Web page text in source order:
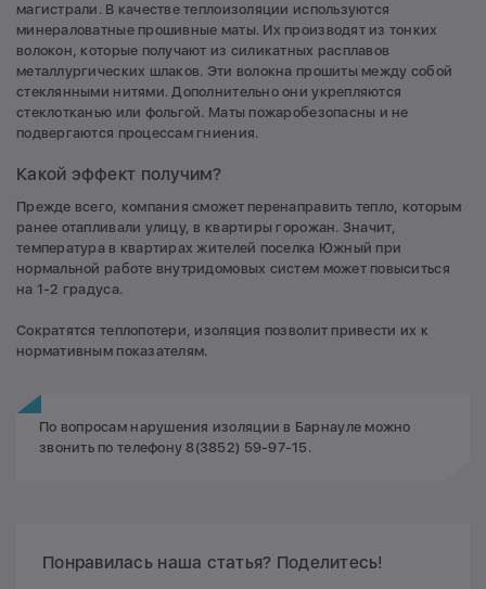
магистрали. В качестве теплоизоляции используются
минераловатные прошивные маты. Их производят из тонких
волокон, которые получают из силикатных расплавов
металлургических шлаков. Эти волокна прошиты между собой
стеклянными нитями. Дополнительно они укрепляются
стеклотканью или фольгой. Маты пожаробезопасны и не
подвергаются процессам гниения.
Какой эффект получим?
Прежде всего, компания сможет перенаправить тепло, которым
ранее отапливали улицу, в квартиры горожан. Значит,
температура в квартирах жителей поселка Южный при
нормальной работе внутридомовых систем может повыситься
на 1-2 градуса.
Сократятся теплопотери, изоляция позволит привести их к
нормативным показателям.
По вопросам нарушения изоляции в Барнауле можно
звонить по телефону 8(3852) 59-97-15.
Понравилась наша статья? Поделитесь!